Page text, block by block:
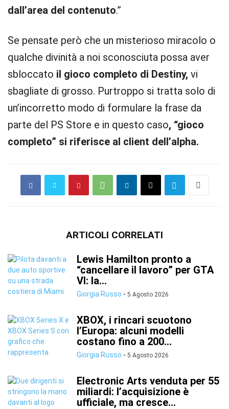
dall’area del contenuto.”
Se pensate però che un misterioso miracolo o
qualche divinità a noi sconosciuta possa aver
sbloccato il gioco completo di Destiny, vi
sbagliate di grosso. Purtroppo si tratta solo di
un’incorretto modo di formulare la frase da
parte del PS Store e in questo caso, “gioco
completo” si riferisce al client dell’alpha.
ARTICOLI CORRELATI
Lewis Hamilton pronto a
“cancellare il lavoro” per GTA
VI: la...
Giorgia Russo - 5 Agosto 2026
XBOX, i rincari scuotono
l’Europa: alcuni modelli
costano fino a 200...
Giorgia Russo - 5 Agosto 2026
Electronic Arts venduta per 55
miliardi: l’acquisizione è
ufficiale, ma cresce...